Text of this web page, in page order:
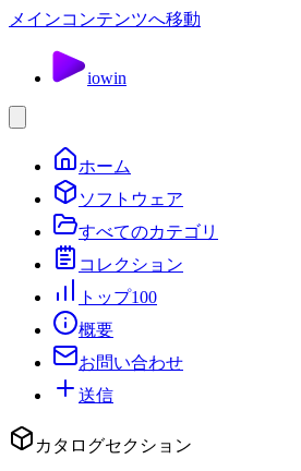
メインコンテンツへ移動
iowin
ホーム
ソフトウェア
すべてのカテゴリ
コレクション
トップ100
概要
お問い合わせ
送信
カタログセクション